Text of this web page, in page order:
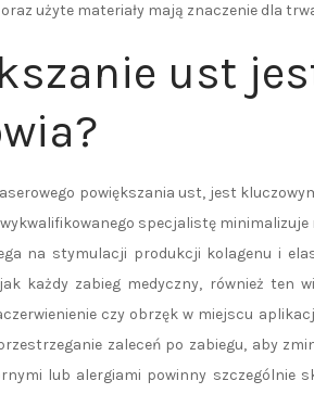
użyte materiały mają znaczenie dla
ust
powiększania ust, jest
specjalistę
na stymulacji produkcji kolagenu i
każdy zabieg medyczny, również ten
czy obrzęk w miejscu
zaleceń po zabiegu, aby
lub alergiami powinny szczególnie